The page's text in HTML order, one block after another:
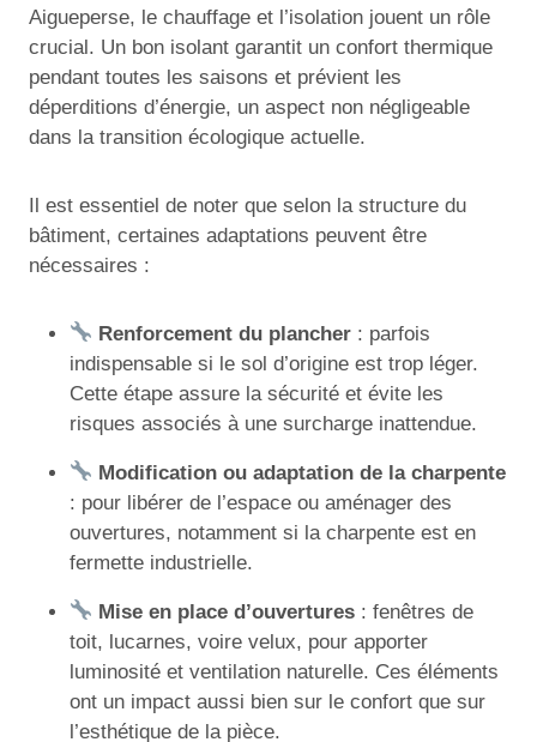
Aigueperse, le chauffage et l’isolation jouent un rôle
crucial. Un bon isolant garantit un confort thermique
pendant toutes les saisons et prévient les
déperditions d’énergie, un aspect non négligeable
dans la transition écologique actuelle.
Il est essentiel de noter que selon la structure du
bâtiment, certaines adaptations peuvent être
nécessaires :
Renforcement du plancher : parfois
indispensable si le sol d’origine est trop léger.
Cette étape assure la sécurité et évite les
risques associés à une surcharge inattendue.
Modification ou adaptation de la charpente
: pour libérer de l’espace ou aménager des
ouvertures, notamment si la charpente est en
fermette industrielle.
Mise en place d’ouvertures : fenêtres de
toit, lucarnes, voire velux, pour apporter
luminosité et ventilation naturelle. Ces éléments
ont un impact aussi bien sur le confort que sur
l’esthétique de la pièce.